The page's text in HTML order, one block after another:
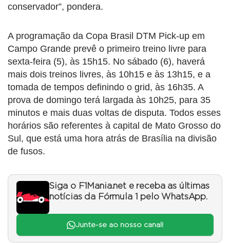
conservador”, pondera.
A programação da Copa Brasil DTM Pick-up em
Campo Grande prevê o primeiro treino livre para
sexta-feira (5), às 15h15. No sábado (6), haverá
mais dois treinos livres, às 10h15 e às 13h15, e a
tomada de tempos definindo o grid, às 16h35. A
prova de domingo terá largada às 10h25, para 35
minutos e mais duas voltas de disputa. Todos esses
horários são referentes à capital de Mato Grosso do
Sul, que está uma hora atrás de Brasília na divisão
de fusos.
Siga o F1Mania.net e receba as últimas
notícias da Fórmula 1 pelo WhatsApp.
Junte-se ao nosso canal!